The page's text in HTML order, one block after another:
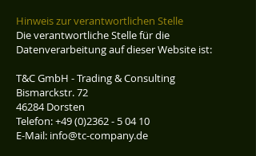
Hinweis zur verantwortlichen Stelle
Die verantwortliche Stelle für die
Datenverarbeitung auf dieser Website ist:
T&C GmbH - Trading & Consulting
Bismarckstr. 72
46284 Dorsten
Telefon:+49 (0)2362 - 5 04 10
E-Mail: info@tc-company.de